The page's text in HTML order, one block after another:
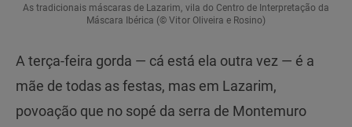
As tradicionais máscaras de Lazarim, vila do Centro de Interpretação da
Máscara Ibérica (© Vitor Oliveira e Rosino)
A terça-feira gorda — cá está ela outra vez — é a
mãe de todas as festas, mas em Lazarim,
povoação que no sopé da serra de Montemuro